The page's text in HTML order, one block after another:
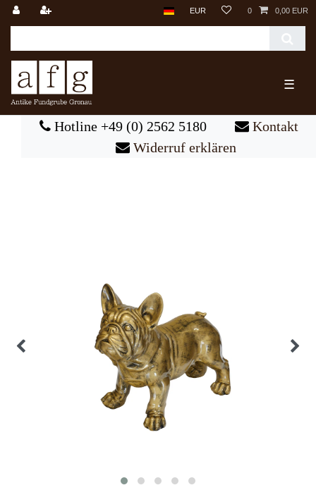
EUR 0 0,00 EUR
☰
Hotline +49 (0) 2562 5180
Kontakt
Widerruf erklären